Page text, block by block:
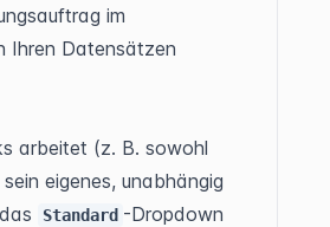
im
Ihren Datensätzen
arbeitet (z. B. sowohl
eigenes, unabhängig
Standard -Dropdown